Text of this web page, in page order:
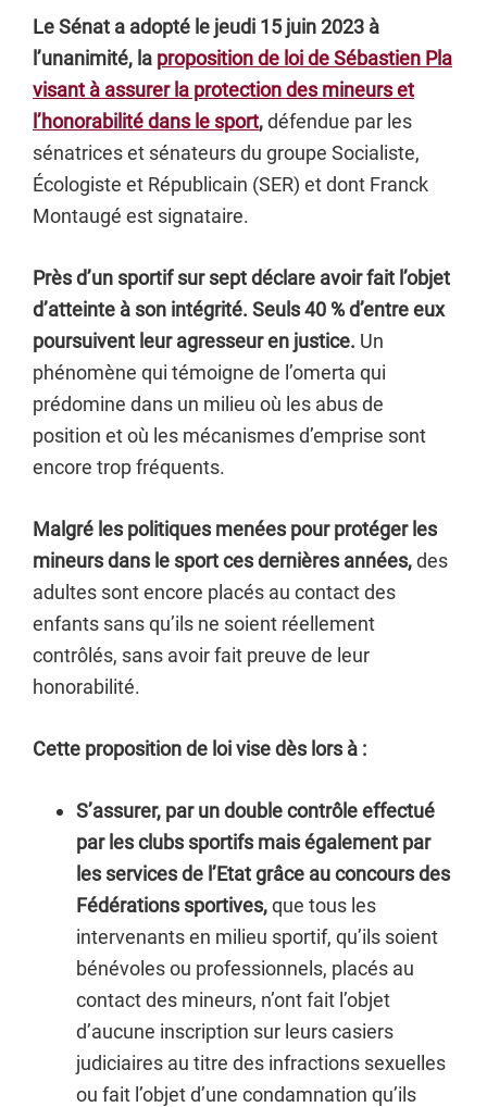
Le Sénat a adopté le jeudi 15 juin 2023 à
l’unanimité, la proposition de loi de Sébastien Pla
visant à assurer la protection des mineurs et
l’honorabilité dans le sport,défendue par les
sénatrices et sénateurs du groupe Socialiste,
Écologiste et Républicain (SER) et dont Franck
Montaugé est signataire.
Près d’un sportif sur sept déclare avoir fait l’objet
d’atteinte à son intégrité. Seuls 40 % d’entre eux
poursuivent leur agresseur en justice. Un
phénomène qui témoigne de l’omerta qui
prédomine dans un milieu où les abus de
position et où les mécanismes d’emprise sont
encore trop fréquents.
Malgré les politiques menées pour protéger les
mineurs dans le sport ces dernières années,des
adultes sont encore placés au contact des
enfants sans qu’ils ne soient réellement
contrôlés, sans avoir fait preuve de leur
honorabilité.
Cette proposition de loi vise dès lors à :
S’assurer, par un double contrôle effectué
par les clubs sportifs mais également par
les services de l’Etat grâce au concours des
Fédérations sportives,que tous les
intervenants en milieu sportif, qu’ils soient
bénévoles ou professionnels, placés au
contact des mineurs, n’ont fait l’objet
d’aucune inscription sur leurs casiers
judiciaires au titre des infractions sexuelles
ou fait l’objet d’une condamnation qu’ils